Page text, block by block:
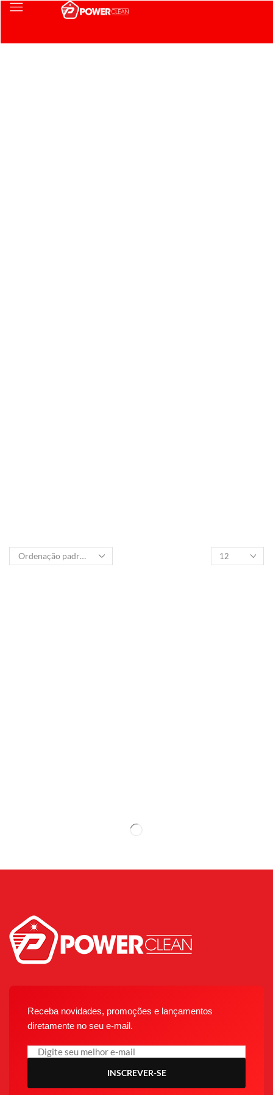
Receba novidades, promoções e lançamentos
diretamente no seu e-mail.
INSCREVER-SE